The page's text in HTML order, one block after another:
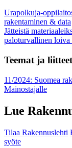
Urapolkuja-
rakentaminen & data
Jätteistä
paloturvallinen loiva
Teemat ja liitteet
11/2024: Suomea
Mainostajalle
Lue
Tilaa Rakennuslehti
syöte